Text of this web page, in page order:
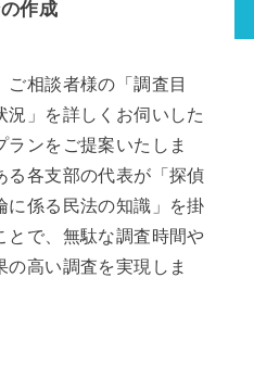
作成
相談者様の「調査目
況」を詳しくお伺いした
ランをご提案いたしま
る各支部の代表が「探偵
に係る民法の知識」を掛
とで、無駄な調査時間や
の高い調査を実現しま